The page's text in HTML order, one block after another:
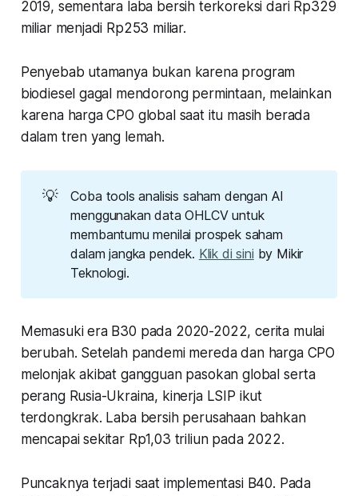
2019, sementara laba bersih terkoreksi dari Rp329
miliar menjadi Rp253 miliar.
Penyebab utamanya bukan karena program
biodiesel gagal mendorong permintaan, melainkan
karena harga CPO global saat itu masih berada
dalam tren yang lemah.
💡
Coba tools analisis saham dengan AI
menggunakan data OHLCV untuk
membantumu menilai prospek saham
dalam jangka pendek. Klik di sini by Mikir
Teknologi.
Memasuki era B30 pada 2020-2022, cerita mulai
berubah. Setelah pandemi mereda dan harga CPO
melonjak akibat gangguan pasokan global serta
perang Rusia-Ukraina, kinerja LSIP ikut
terdongkrak. Laba bersih perusahaan bahkan
mencapai sekitar Rp1,03 triliun pada 2022.
Puncaknya terjadi saat implementasi B40. Pada